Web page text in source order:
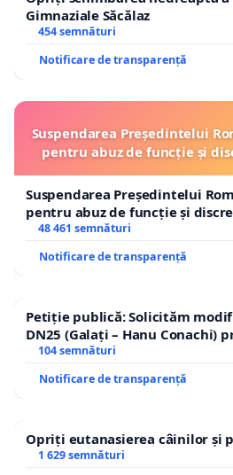
Gimnaziale Săcălaz
454 semnături
Notificare de transparență
Suspendarea Președintelui
pentru abuz de funcție și
Suspendarea Președintelui
pentru abuz de funcție și
48 461 semnături
Notificare de transparență
Petiție publică: Solicităm
DN25 (Galați – Hanu Conachi)
traseului în afara localităților!
104 semnături
Notificare de transparență
Opriți eutanasierea câinilor și
1 629 semnături